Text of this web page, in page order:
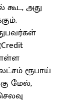
அது
ரூபாய்
மேல்,